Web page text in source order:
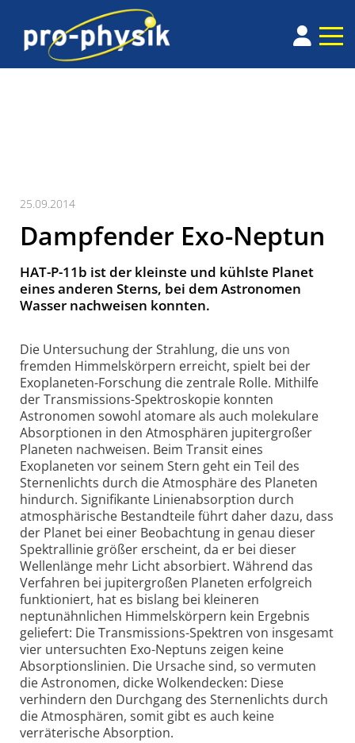
25.09.2014
Dampfender Exo-Neptun
HAT-P-11b ist der kleinste und kühlste Planet
eines anderen Sterns, bei dem Astronomen
Wasser nachweisen konnten.
Die Untersuchung der Strahlung, die uns von
fremden Himmelskörpern erreicht, spielt bei der
Exoplaneten-Forschung die zentrale Rolle. Mithilfe
der Transmissions-Spektroskopie konnten
Astronomen sowohl atomare als auch molekulare
Absorptionen in den Atmosphären jupitergroßer
Planeten nachweisen. Beim Transit eines
Exoplaneten vor seinem Stern geht ein Teil des
Sternenlichts durch die Atmosphäre des Planeten
hindurch. Signifikante Linienabsorption durch
atmosphärische Bestandteile führt daher dazu, dass
der Planet bei einer Beobachtung in genau dieser
Spektrallinie größer erscheint, da er bei dieser
Wellenlänge mehr Licht absorbiert. Während das
Verfahren bei jupitergroßen Planeten erfolgreich
funktioniert, hat es bislang bei kleineren
neptunähnlichen Himmelskörpern kein Ergebnis
geliefert: Die Transmissions-Spektren von insgesamt
vier untersuchten Exo-Neptuns zeigen keine
Absorptionslinien. Die Ursache sind, so vermuten
die Astronomen, dicke Wolkendecken: Diese
verhindern den Durchgang des Sternenlichts durch
die Atmosphären, somit gibt es auch keine
verräterische Absorption.